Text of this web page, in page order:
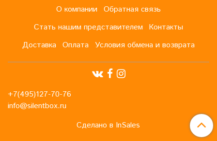
О компании Обратная связь
Стать нашим представителем Контакты
Доставка Оплата Условия обмена и возврата
+7(495)127-70-76
info@silentbox.ru
Сделано в InSales